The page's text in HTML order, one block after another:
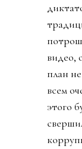
видео,
план
всем
этого